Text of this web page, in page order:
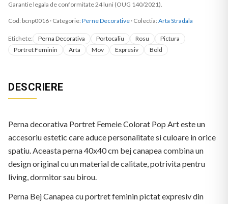
Garantie legala de conformitate 24 luni (OUG 140/2021).
Cod: bcnp0016 · Categorie: Perne Decorative · Colectia: Arta Stradala
Etichete: Perna Decorativa Portocaliu Rosu
Pictura
Portret Feminin
Arta Mov Expresiv Bold
DESCRIERE
Perna decorativa Portret Femeie Colorat Pop Art este un
accesoriu estetic care aduce personalitate si culoare in orice
spatiu. Aceasta perna 40x40 cm bej canapea combina un
design original cu un material de calitate, potrivita pentru
living, dormitor sau birou.
Perna Bej Canapea cu portret feminin pictat expresiv din